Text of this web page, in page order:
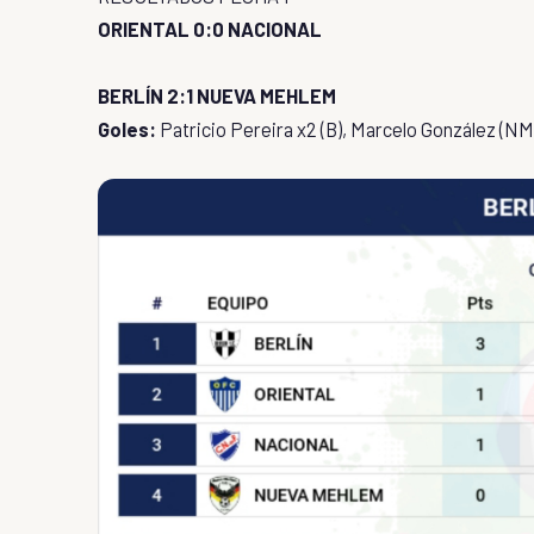
ORIENTAL 0:0 NACIONAL
BERLÍN 2:1 NUEVA MEHLEM
Goles: Patricio Pereira x2 (B), Marcelo González